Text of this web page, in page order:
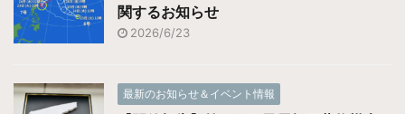
関するお知らせ
2026/6/23
最新のお知らせ＆イベント情報